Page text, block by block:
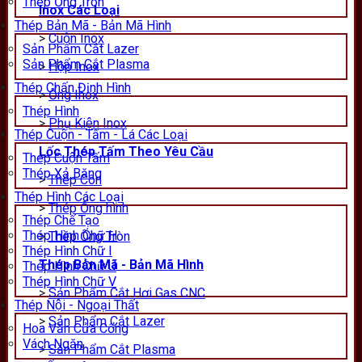
Inox Các Loại
>Cuộn Inox
>Hộp Inox
>Ống Inox
>Phụ Kiện Inox
Lốc Thép Tấm Theo Yêu Cầu
>Thép Côn
>Thép Ống hình
>Thép Ống Tròn
Thép Bản Mã - Bản Mã Hình
>Sản Phẩm Cắt Hơi Gas CNC
> Sản Phẩm Cắt Lazer
>Sản Phẩm Cắt Plasma
Thép Bản Mã - Bản Mã Hình
Sản Phẩm Cắt Lazer
Sản Phẩm Cắt Plasma
Thép Chấn Định Hình
Thép Hình
Thép Cuộn - Tấm - Lá Các Loại
Thép Cuộn Tấm
Thép Xả Băng
Thép Hình Các Loại
Thép Chế Tạo
Thép Hình Chữ H
Thép Hình Chữ I
Thép Hình Chữ U
Thép Hình Chữ V
Thép Nội - Ngoại Thất
Hoa Văn Cửa Cổng
Vách Ngăn